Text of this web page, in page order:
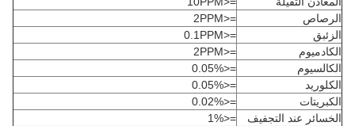
الرصاص
=<2PPM
الزئبق
=<0.1PPM
الكادميوم
=<2PPM
الكالسيوم
=<0.05%
الكلوريد
=<0.05%
الكبريتات
=<0.02%
الخسائر عند التجفيف
=<1%